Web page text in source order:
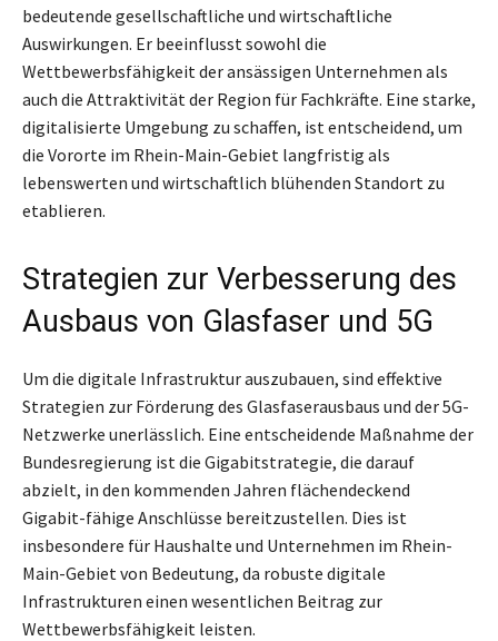
bedeutende gesellschaftliche und wirtschaftliche
Auswirkungen. Er beeinflusst sowohl die
Wettbewerbsfähigkeit der ansässigen Unternehmen als
auch die Attraktivität der Region für Fachkräfte. Eine starke,
digitalisierte Umgebung zu schaffen, ist entscheidend, um
die Vororte im Rhein-Main-Gebiet langfristig als
lebenswerten und wirtschaftlich blühenden Standort zu
etablieren.
Strategien zur Verbesserung des
Ausbaus von Glasfaser und 5G
Um die digitale Infrastruktur auszubauen, sind effektive
Strategien zur Förderung des Glasfaserausbaus und der 5G-
Netzwerke unerlässlich. Eine entscheidende Maßnahme der
Bundesregierung ist die Gigabitstrategie, die darauf
abzielt, in den kommenden Jahren flächendeckend
Gigabit-fähige Anschlüsse bereitzustellen. Dies ist
insbesondere für Haushalte und Unternehmen im Rhein-
Main-Gebiet von Bedeutung, da robuste digitale
Infrastrukturen einen wesentlichen Beitrag zur
Wettbewerbsfähigkeit leisten.